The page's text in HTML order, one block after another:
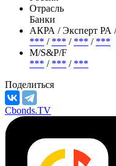
Полное название
СБ БАНК (ООО)
Страна регистрации
Россия
Отрасль
Банки
***/***
М/S&P/F
***/
Поделиться
Cbonds.TV